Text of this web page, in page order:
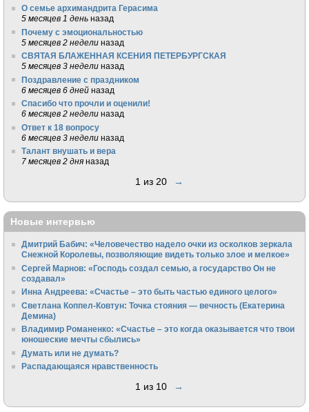
О семье архимандрита Герасима
5 месяцев 1 день назад
Почему с эмоциональностью
5 месяцев 2 недели назад
СВЯТАЯ БЛАЖЕННАЯ КСЕНИЯ ПЕТЕРБУРГСКАЯ
5 месяцев 3 недели назад
Поздравление с праздником
6 месяцев 6 дней назад
Спасибо что прочли и оценили!
6 месяцев 2 недели назад
Ответ к 18 вопросу
6 месяцев 3 недели назад
Талант внушать и вера
7 месяцев 2 дня назад
1 из 20 →
Новые интервью
Дмитрий Бабич: «Человечество надело очки из осколков зеркала
Снежной Королевы, позволяющие видеть только злое и мелкое»
Сергей Марнов: «Господь создал семью, а государство Он не
создавал»
Инна Андреева: «Счастье – это быть частью единого целого»
Светлана Коппел-Ковтун: Точка стояния — вечность (Екатерина
Демина)
Владимир Романенко: «Счастье – это когда оказывается что твои
юношеские мечты сбылись»
Думать или не думать?
Распадающаяся нравственность
1 из 10 →